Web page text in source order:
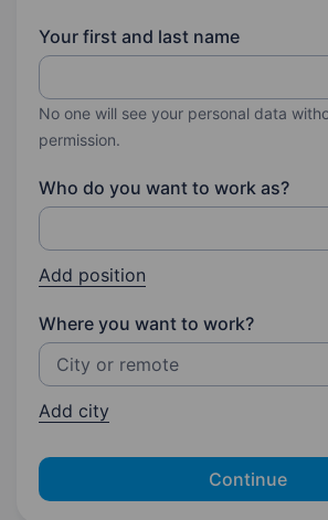
Your first and last name
No one will see your personal data
permission.
Who do you want to work as?
Add position
Where you want to work?
Add city
Continue